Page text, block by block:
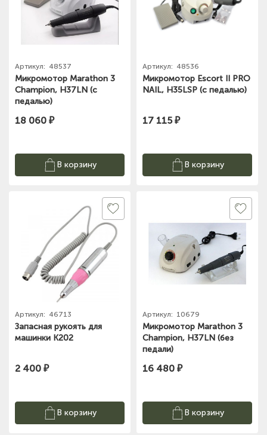
Артикул: 48537
Микромотор Marathon 3
Champion, H37LN (с
педалью)
18 060 ₽
В корзину
Артикул: 48536
Микромотор Escort II PRO
NAIL, H35LSP (с педалью)
17 115 ₽
В корзину
Артикул: 46713
Запасная рукоять для
машинки К202
2 400 ₽
В корзину
Артикул: 10679
Микромотор Marathon 3
Champion, H37LN (без
педали)
16 480 ₽
В корзину